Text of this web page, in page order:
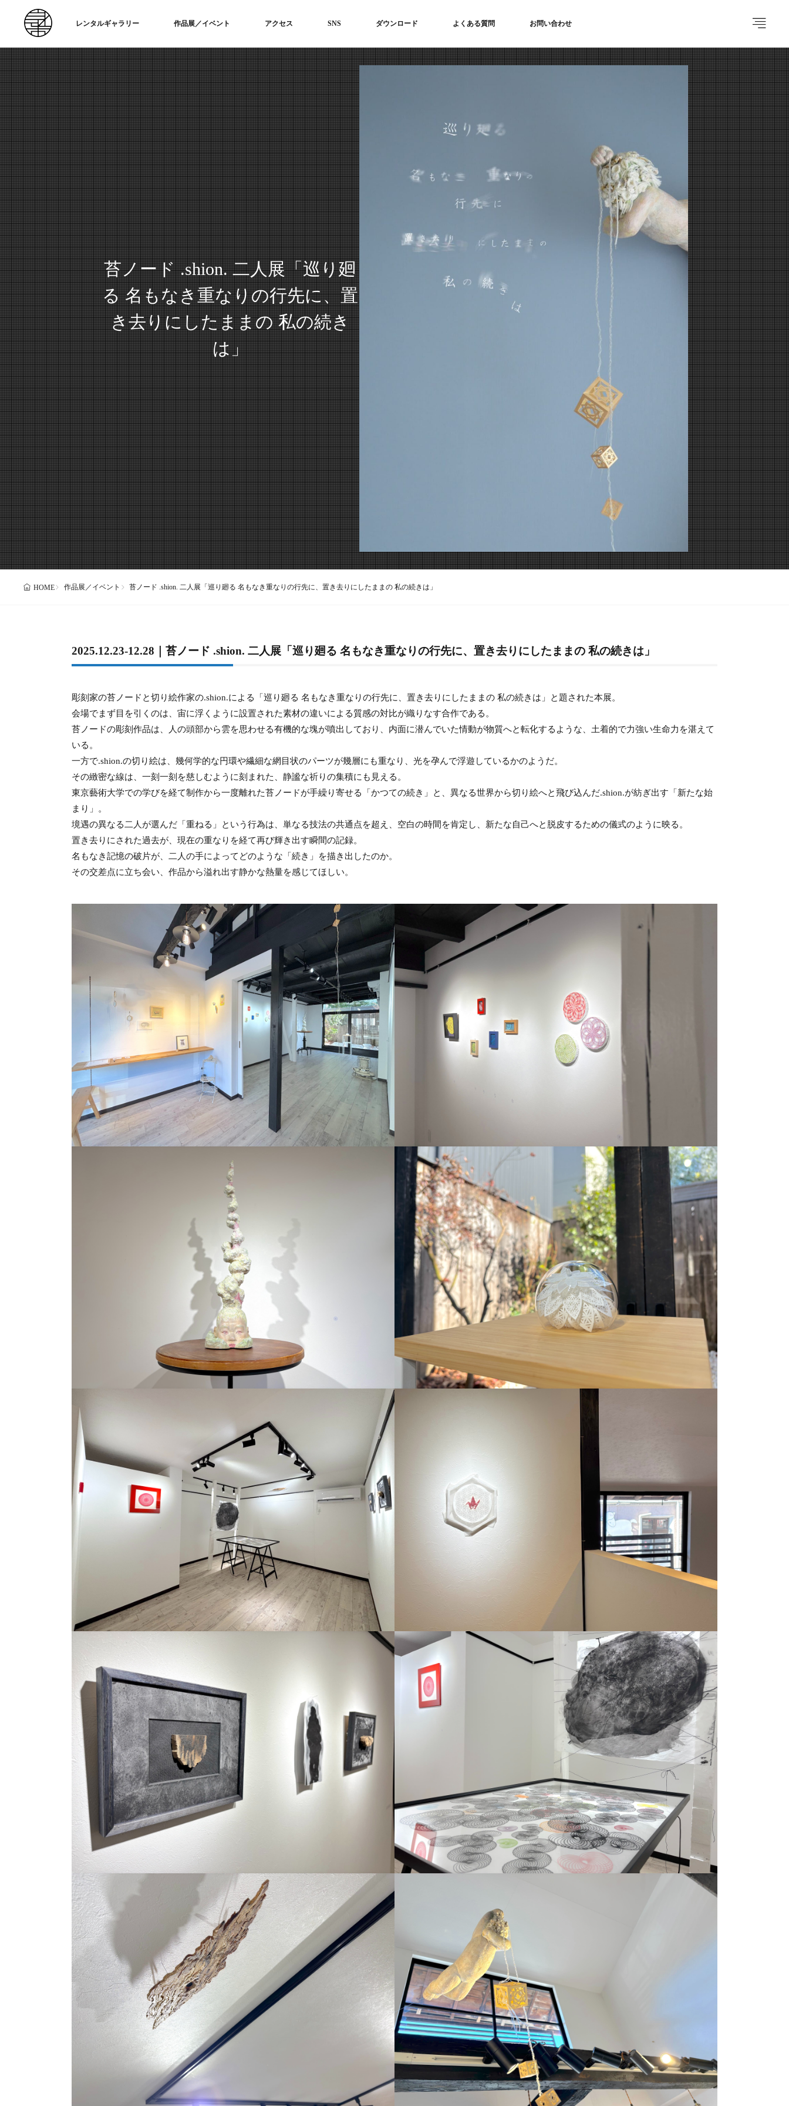
レンタルギャラリー 作品展／イベント アクセス SNS ダウンロード よくある質問 お問い合わせ
苔ノード .shion. 二人展「巡り廻
る 名もなき重なりの行先に、置
き去りにしたままの 私の続き
は」
HOME 作品展／イベント 苔ノード .shion. 二人展「巡り廻る 名もなき重なりの行先に、置き去りにしたままの 私の続きは」
2025.12.23-12.28｜苔ノード .shion. 二人展「巡り廻る 名もなき重なりの行先に、置き去りにしたままの 私の続きは」
彫刻家の苔ノードと切り絵作家の.shion.による「巡り廻る 名もなき重なりの行先に、置き去りにしたままの 私の続きは」と題された本展。
会場でまず目を引くのは、宙に浮くように設置された素材の違いによる質感の対比が織りなす合作である。
苔ノードの彫刻作品は、人の頭部から雲を思わせる有機的な塊が噴出しており、内面に潜んでいた情動が物質へと転化するような、土着的で力強い生命力を湛えて
いる。
一方で.shion.の切り絵は、幾何学的な円環や繊細な網目状のパーツが幾層にも重なり、光を孕んで浮遊しているかのようだ。
その緻密な線は、一刻一刻を慈しむように刻まれた、静謐な祈りの集積にも見える。
東京藝術大学での学びを経て制作から一度離れた苔ノードが手繰り寄せる「かつての続き」と、異なる世界から切り絵へと飛び込んだ.shion.が紡ぎ出す「新たな始
まり」。
境遇の異なる二人が選んだ「重ねる」という行為は、単なる技法の共通点を超え、空白の時間を肯定し、新たな自己へと脱皮するための儀式のように映る。
置き去りにされた過去が、現在の重なりを経て再び輝き出す瞬間の記録。
名もなき記憶の破片が、二人の手によってどのような「続き」を描き出したのか。
その交差点に立ち会い、作品から溢れ出す静かな熱量を感じてほしい。